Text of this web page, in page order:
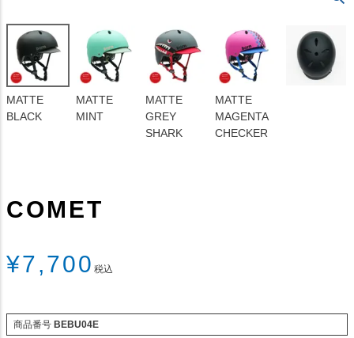
MATTE
BLACK
MATTE
MINT
MATTE
GREY
SHARK
MATTE
MAGENTA
CHECKER
COMET
¥7,700 税込
商品番号 BEBU04E